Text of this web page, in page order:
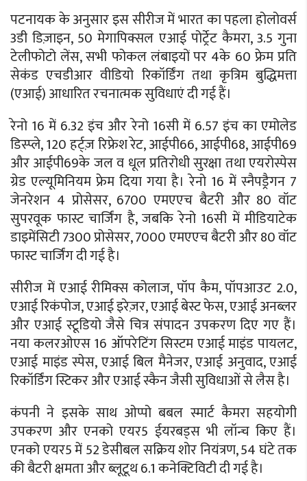
पटनायक के अनुसार इस सीरीज में भारत का पहला होलोवर्स
3डी डिज़ाइन, 50 मेगापिक्सल एआई पोर्ट्रेट कैमरा, 3.5 गुना
टेलीफोटो लेंस, सभी फोकल लंबाइयों पर 4के 60 फ्रेम प्रति
सेकंड एचडीआर वीडियो रिकॉर्डिंग तथा कृत्रिम बुद्धिमत्ता
(एआई) आधारित रचनात्मक सुविधाएं दी गई हैं।
रेनो 16 में 6.32 इंच और रेनो 16सी में 6.57 इंच का एमोलेड
डिस्प्ले, 120 हर्ट्ज़ रिफ्रेश रेट, आईपी66, आईपी68, आईपी69
और आईपी69के जल व धूल प्रतिरोधी सुरक्षा तथा एयरोस्पेस
ग्रेड एल्यूमिनियम फ्रेम दिया गया है। रेनो 16 में स्नैपड्रैगन 7
जेनरेशन 4 प्रोसेसर, 6700 एमएएच बैटरी और 80 वॉट
सुपरवूक फास्ट चार्जिंग है, जबकि रेनो 16सी में मीडियाटेक
डाइमेंसिटी 7300 प्रोसेसर, 7000 एमएएच बैटरी और 80 वॉट
फास्ट चार्जिंग दी गई है।
सीरीज में एआई रीमिक्स कोलाज, पॉप कैम, पॉपआउट 2.0,
एआई रिकंपोज, एआई इरेज़र, एआई बेस्ट फेस, एआई अनब्लर
और एआई स्टूडियो जैसे चित्र संपादन उपकरण दिए गए हैं।
नया कलरओएस 16 ऑपरेटिंग सिस्टम एआई माइंड पायलट,
एआई माइंड स्पेस, एआई बिल मैनेजर, एआई अनुवाद, एआई
रिकॉर्डिंग स्टिकर और एआई स्कैन जैसी सुविधाओं से लैस है।
कंपनी ने इसके साथ ओप्पो बबल स्मार्ट कैमरा सहयोगी
उपकरण और एनको एयर5 ईयरबड्स भी लॉन्च किए हैं।
एनको एयर5 में 52 डेसीबल सक्रिय शोर नियंत्रण, 54 घंटे तक
की बैटरी क्षमता और ब्लूटूथ 6.1 कनेक्टिविटी दी गई है।